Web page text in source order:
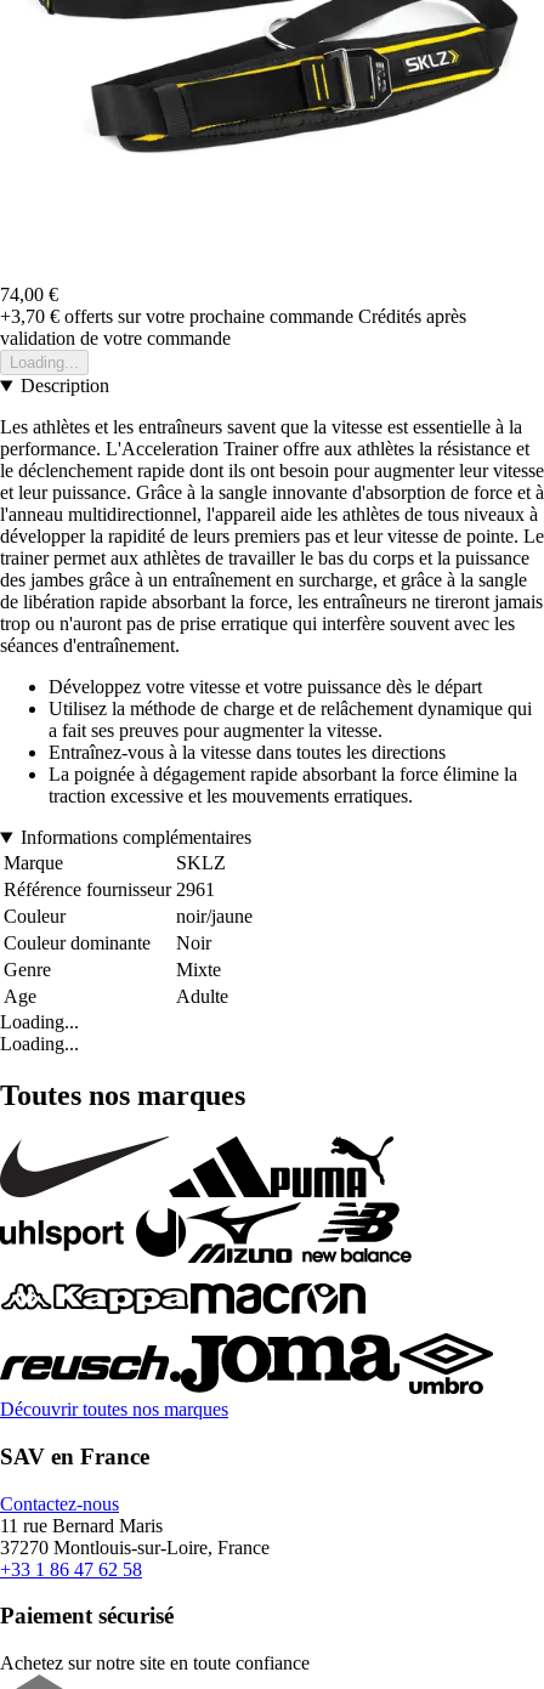
74,00 €
+3,70 € offerts sur votre prochaine commande Crédités après
validation de votre commande
Loading...
Description
Les athlètes et les entraîneurs savent que la vitesse est essentielle à la
performance. L'Acceleration Trainer offre aux athlètes la résistance et
le déclenchement rapide dont ils ont besoin pour augmenter leur vitesse
et leur puissance. Grâce à la sangle innovante d'absorption de force et à
l'anneau multidirectionnel, l'appareil aide les athlètes de tous niveaux à
développer la rapidité de leurs premiers pas et leur vitesse de pointe. Le
trainer permet aux athlètes de travailler le bas du corps et la puissance
des jambes grâce à un entraînement en surcharge, et grâce à la sangle
de libération rapide absorbant la force, les entraîneurs ne tireront jamais
trop ou n'auront pas de prise erratique qui interfère souvent avec les
séances d'entraînement.
Développez votre vitesse et votre puissance dès le départ
Utilisez la méthode de charge et de relâchement dynamique qui
a fait ses preuves pour augmenter la vitesse.
Entraînez-vous à la vitesse dans toutes les directions
La poignée à dégagement rapide absorbant la force élimine la
traction excessive et les mouvements erratiques.
Informations complémentaires
Marque
SKLZ
Référence fournisseur 2961
Couleur
noir/jaune
Couleur dominante
Noir
Genre
Mixte
Age
Adulte
Loading...
Loading...
Toutes nos marques
Découvrir toutes nos marques
SAV en France
Contactez-nous
11 rue Bernard Maris
37270 Montlouis-sur-Loire, France
+33 1 86 47 62 58
Paiement sécurisé
Achetez sur notre site en toute confiance